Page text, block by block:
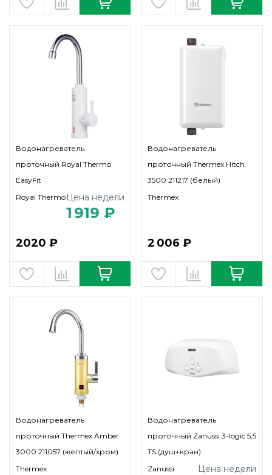
Водонагреватель
проточный Royal Thermo
EasyFit
Royal Thermo Цена недели
1 919 ₽
2020 ₽
Водонагреватель
проточный Thermex Hitch
3500 211217 (белый)
Thermex
2 006 ₽
Водонагреватель
проточный Thermex Amber
3000 211057 (жёлтый/хром)
Thermex
Водонагреватель
проточный Zanussi 3-logic 5,5
TS (душ+кран)
Zanussi
Цена недели